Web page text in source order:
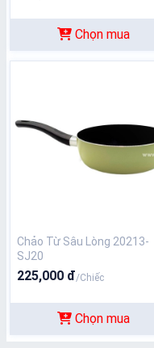
Chọn mua
Chảo Từ Sâu Lòng 20213-
SJ20
225,000 đ/Chiếc
Chọn mua